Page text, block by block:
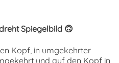
Spiegelbild 🙃
Kopf, in umgekehrter
und auf den Kopf in